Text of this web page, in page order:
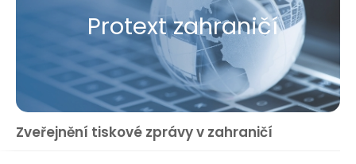
Protext zahraničí
Zveřejnění tiskové zprávy v zahraničí